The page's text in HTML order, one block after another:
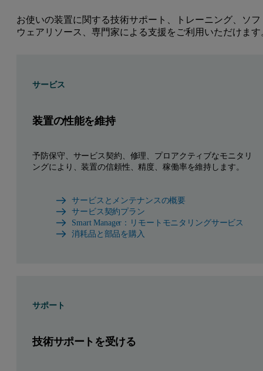
お使いの装置に関する技術サポート、トレーニング、ソフ
ウェアリソース、専門家による支援をご利用いただけます
サービス
装置の性能を維持
予防保守、サービス契約、修理、プロアクティブなモニタリ
ングにより、装置の信頼性、精度、稼働率を維持します。
サービスとメンテナンスの概要
サービス契約プラン
Smart Manager：リモートモニタリングサービス
消耗品と部品を購入
サポート
技術サポートを受ける